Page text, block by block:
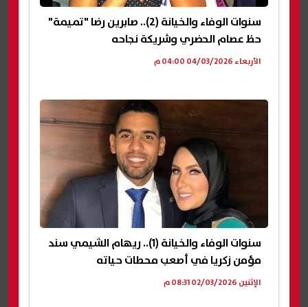
سنوات الوفاء والخيانة (2).. صابرين رضا "تميمة"
حظ عصام الحضري وشريكة نجاحه
الأربعاء 04/03/2026 04:00 م
سنوات الوفاء والخيانة (1).. ريهام الشيمي سند
مؤمن زكريا في أصعب محطات حياته
الإثنين 02/03/2026 08:31 م